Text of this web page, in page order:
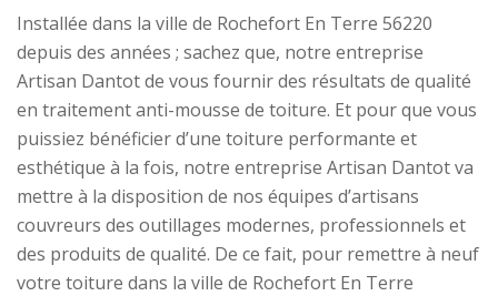
Installée dans la ville de Rochefort En Terre 56220
depuis des années ; sachez que, notre entreprise
Artisan Dantot de vous fournir des résultats de qualité
en traitement anti-mousse de toiture. Et pour que vous
puissiez bénéficier d’une toiture performante et
esthétique à la fois, notre entreprise Artisan Dantot va
mettre à la disposition de nos équipes d’artisans
couvreurs des outillages modernes, professionnels et
des produits de qualité. De ce fait, pour remettre à neuf
votre toiture dans la ville de Rochefort En Terre